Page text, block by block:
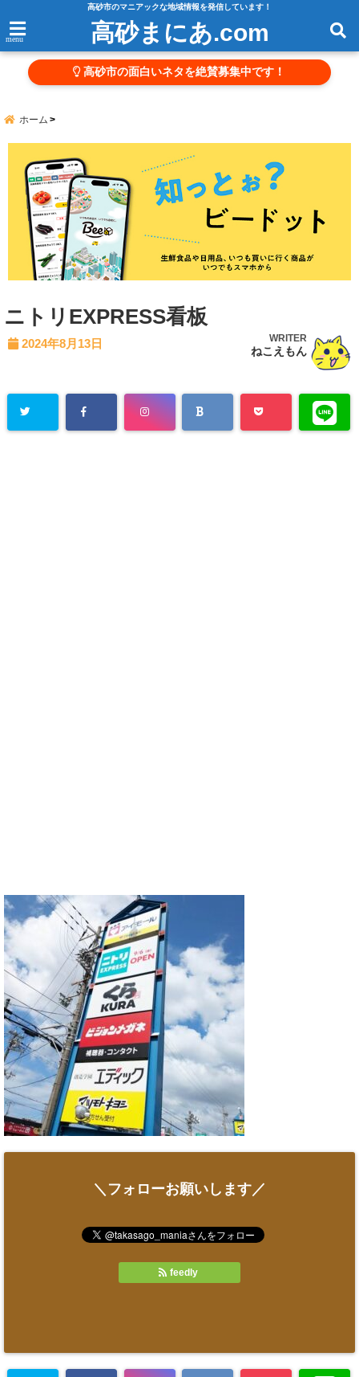
高砂市のマニアックな地域情報を発信しています！
menu 高砂まにあ.com
高砂市の面白いネタを絶賛募集中です！
ホーム
ニトリEXPRESS看板
2024年8月13日 WRITER
ねこえもん
＼フォローお願いします／
feedly